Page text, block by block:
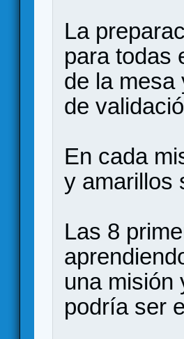
La
para todas
de la mesa
de
En cada
y amarillos
Las 8
una misión
podría ser